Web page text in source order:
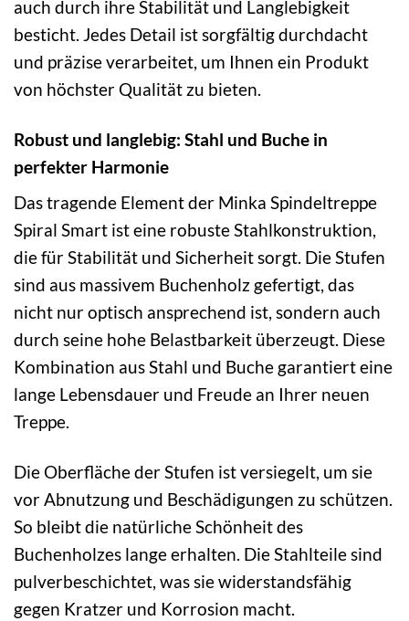
auch durch ihre Stabilität und Langlebigkeit
besticht. Jedes Detail ist sorgfältig durchdacht
und präzise verarbeitet, um Ihnen ein Produkt
von höchster Qualität zu bieten.
Robust und langlebig: Stahl und Buche in
perfekter Harmonie
Das tragende Element der Minka Spindeltreppe
Spiral Smart ist eine robuste Stahlkonstruktion,
die für Stabilität und Sicherheit sorgt. Die Stufen
sind aus massivem Buchenholz gefertigt, das
nicht nur optisch ansprechend ist, sondern auch
durch seine hohe Belastbarkeit überzeugt. Diese
Kombination aus Stahl und Buche garantiert eine
lange Lebensdauer und Freude an Ihrer neuen
Treppe.
Die Oberfläche der Stufen ist versiegelt, um sie
vor Abnutzung und Beschädigungen zu schützen.
So bleibt die natürliche Schönheit des
Buchenholzes lange erhalten. Die Stahlteile sind
pulverbeschichtet, was sie widerstandsfähig
gegen Kratzer und Korrosion macht.